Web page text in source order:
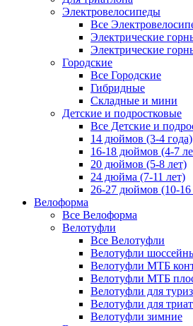
Электровелосипеды
Все
Электрические
Электрические
Городские
Все Городские
Гибридные
Складные и мини
Детские и подростковые
Все Детские и
14 дюймов (3-4 года)
16-18 дюймов (4-7
20 дюймов (5-8 лет)
24 дюйма (7-11 лет)
26-27 дюймов (10-16
Велоформа
Все Велоформа
Велотуфли
Все Велотуфли
Велотуфли
Велотуфли МТБ
Велотуфли МТБ
Велотуфли для
Велотуфли для
Велотуфли зимние